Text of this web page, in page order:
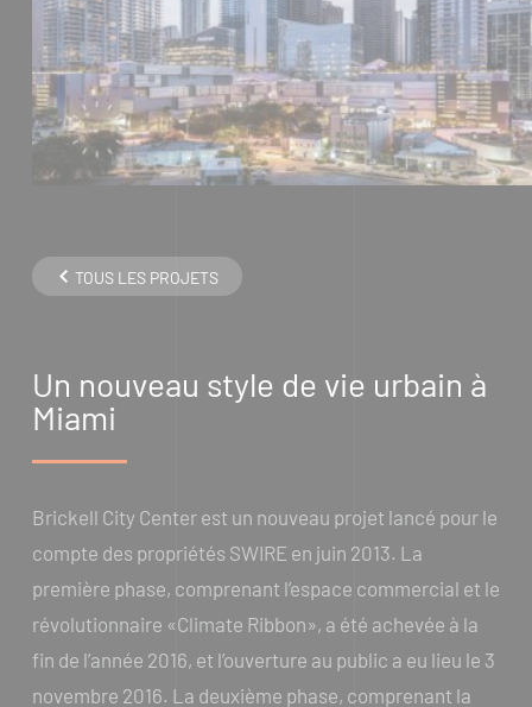
TOUS LES PROJETS
Un nouveau style de vie urbain à
Miami
Brickell City Center est un nouveau projet lancé pour le
compte des propriétés SWIRE en juin 2013. La
première phase, comprenant l’espace commercial et le
révolutionnaire «Climate Ribbon», a été achevée à la
fin de l’année 2016, et l’ouverture au public a eu lieu le 3
novembre 2016. La deuxième phase, comprenant la